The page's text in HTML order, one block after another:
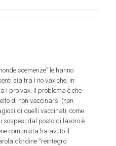
scemenze” le hanno
sia tra i no vax che, in
i pro vax. Il problema è che
di non vaccinarsi (non
di quelli vaccinati, come
sospesi dal posto di lavoro è
comunista ha avuto il
d’ordine “reintegro